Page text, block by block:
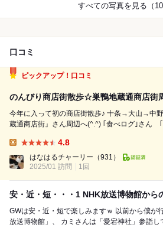
すべての写真を見る（
口コミ
ピックアップ！口コミ
のんびり商店街散歩☆巣鴨地蔵通商店街
今年に入って初の商店街散歩♪ 十条→大山→中野に続き… 今日は『巣鴨地
蔵通商店街』さん周辺へ(^.^) ｢食べログ｣さん ｢レビュアー｣の皆さん、
から程なく入店。カウンター5席とテーブル席が
4.8
はなはるチャーリー （931）
2025/01 訪問
1回
安・近・短・・・1 NHK放送博
GWは安・近・短で楽しみますｗ 以前から僕が行ってみたかった「NHK
放送博物館」、 カミさんは「愛宕神社」参詣してみたかったそうです。